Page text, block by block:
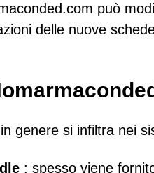
può
delle nuove
genere si infiltra nei
: spesso viene